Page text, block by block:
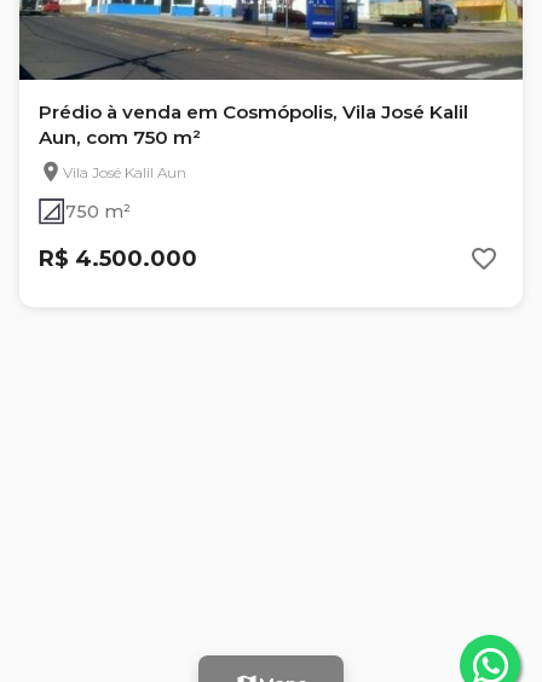
Prédio à venda em Cosmópolis, Vila José Kalil
Aun, com 750 m²
Vila José Kalil Aun
750 m²
R$ 4.500.000